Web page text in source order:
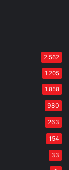
2.562
1.205
1.858
980
263
154
33